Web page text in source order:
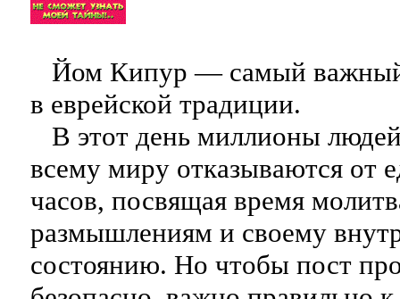
Йом Кипур — самый важный
в еврейской традиции.
В этот день миллионы
всему миру отказываются от
часов, посвящая время
размышлениям и своему
состоянию. Но чтобы пост